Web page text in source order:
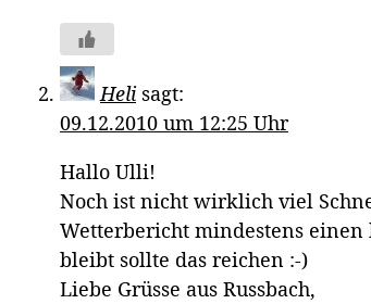
Heli sagt:
09.12.2010 um 12:25 Uhr
Hallo Ulli!
Noch ist nicht wirklich viel
Wetterbericht mindestens
bleibt sollte das reichen :-)
Liebe Grüsse aus Russbach,